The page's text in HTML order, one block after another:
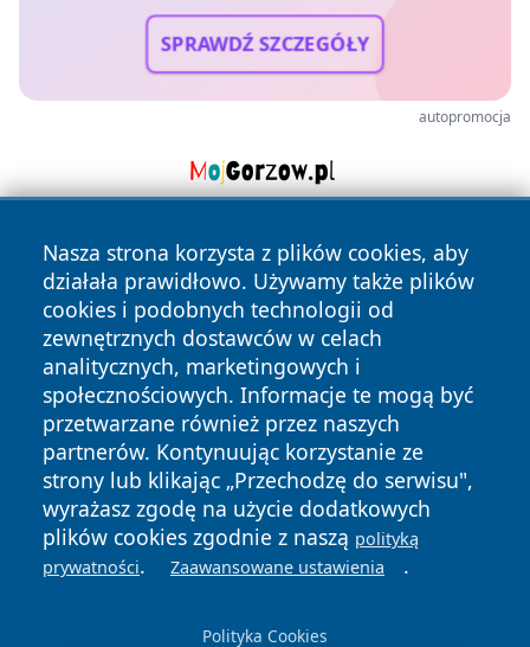
SPRAWDŹ SZCZEGÓŁY
autopromocja
Nasza strona korzysta z plików cookies, aby
działała prawidłowo. Używamy także plików
cookies i podobnych technologii od
zewnętrznych dostawców w celach
analitycznych, marketingowych i
społecznościowych. Informacje te mogą być
przetwarzane również przez naszych
partnerów. Kontynuując korzystanie ze
strony lub klikając „Przechodzę do serwisu",
wyrażasz zgodę na użycie dodatkowych
plików cookies zgodnie z naszą polityką
prywatności. Zaawansowane ustawienia .
Polityka Cookies
Copyright © 2026 faktywroclaw.pl Wszystkie prawa
zastrzeżone.
News Autorzy
Polityka
Prywatności
Polityka
Cookies